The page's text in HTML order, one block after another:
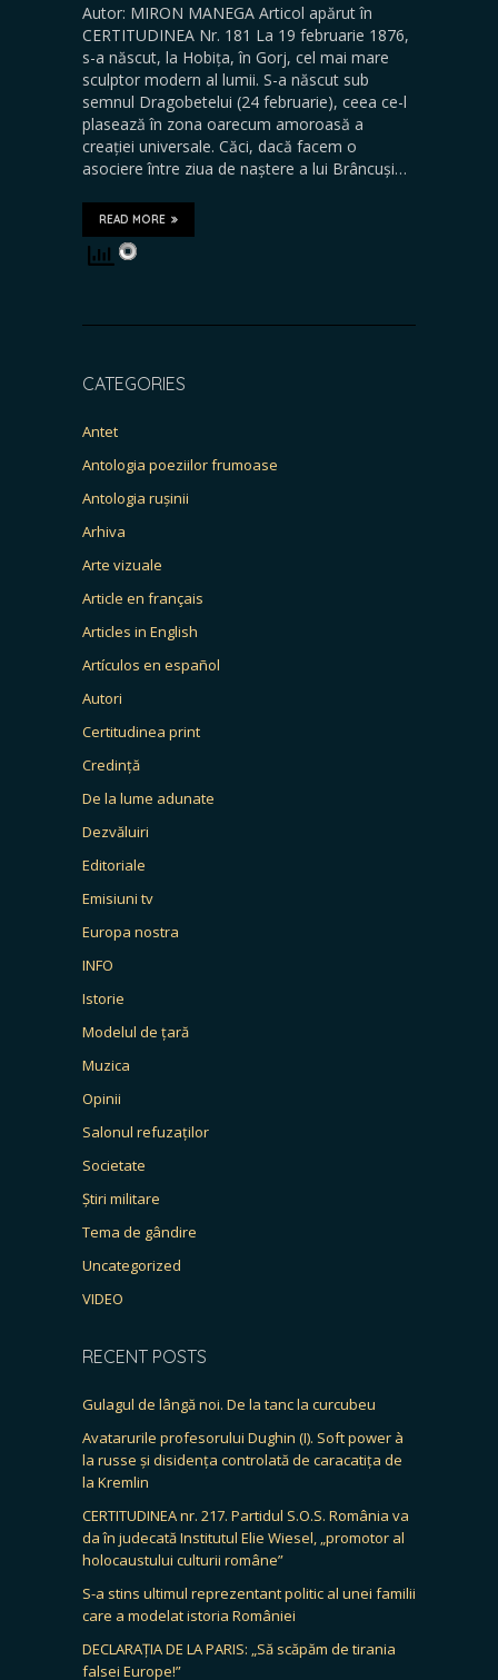
Autor: MIRON MANEGA Articol apărut în
CERTITUDINEA Nr. 181 La 19 februarie 1876,
s-a născut, la Hobița, în Gorj, cel mai mare
sculptor modern al lumii. S-a născut sub
semnul Dragobetelui (24 februarie), ceea ce-l
plasează în zona oarecum amoroasă a
creației universale. Căci, dacă facem o
asociere între ziua de naștere a lui Brâncuși…
READ MORE
CATEGORIES
Antet
Antologia poeziilor frumoase
Antologia rușinii
Arhiva
Arte vizuale
Article en français
Articles in English
Artículos en español
Autori
Certitudinea print
Credință
De la lume adunate
Dezvăluiri
Editoriale
Emisiuni tv
Europa nostra
INFO
Istorie
Modelul de țară
Muzica
Opinii
Salonul refuzaților
Societate
Știri militare
Tema de gândire
Uncategorized
VIDEO
RECENT POSTS
Gulagul de lângă noi. De la tanc la curcubeu
Avatarurile profesorului Dughin (I). Soft power à
la russe și disidența controlată de caracatița de
la Kremlin
CERTITUDINEA nr. 217. Partidul S.O.S. România va
da în judecată Institutul Elie Wiesel, „promotor al
holocaustului culturii române”
S-a stins ultimul reprezentant politic al unei familii
care a modelat istoria României
DECLARAȚIA DE LA PARIS: „Să scăpăm de tirania
falsei Europe!”